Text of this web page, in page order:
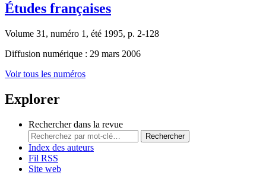
Études françaises
Volume 31, numéro 1, été 1995, p. 2-128
Diffusion numérique : 29 mars 2006
Voir tous les numéros
Explorer
Rechercher dans la revue
Rechercher
Index des auteurs
Fil RSS
Site web